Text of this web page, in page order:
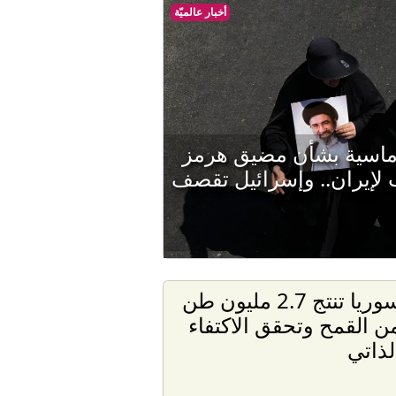
أخبار عالميّة
بشأن مضيق هرمز
وإسرائيل تقصف
سوريا تنتج 2.7 مليون طن
القمح وتحقق الاكتفاء